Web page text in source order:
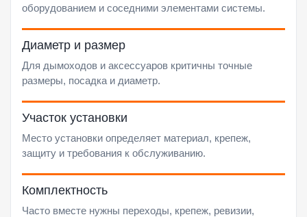
оборудованием и соседними элементами системы.
Диаметр и размер
Для дымоходов и аксессуаров критичны точные
размеры, посадка и диаметр.
Участок установки
Место установки определяет материал, крепеж,
защиту и требования к обслуживанию.
Комплектность
Часто вместе нужны переходы, крепеж, ревизии,